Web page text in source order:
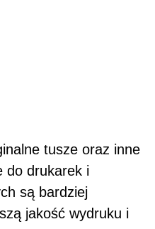
tusze oraz inne
do drukarek i
są bardziej
jakość wydruku i